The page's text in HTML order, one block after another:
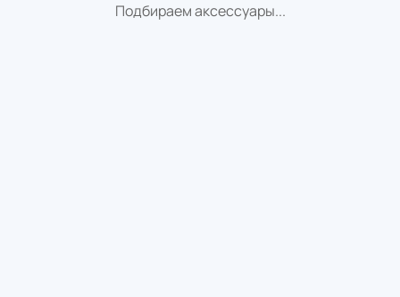
Подбираем аксессуары...